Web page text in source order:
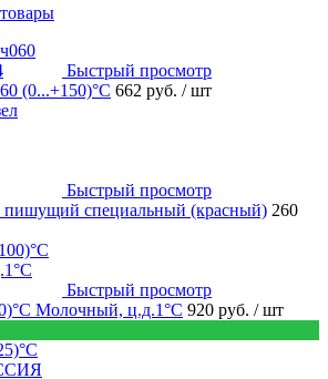
Быстрый просмотр
(0...+150)°С 662 руб. / шт
Быстрый просмотр
специальный (красный) 260
Быстрый просмотр
Молочный, ц.д.1°С 920 руб. / шт